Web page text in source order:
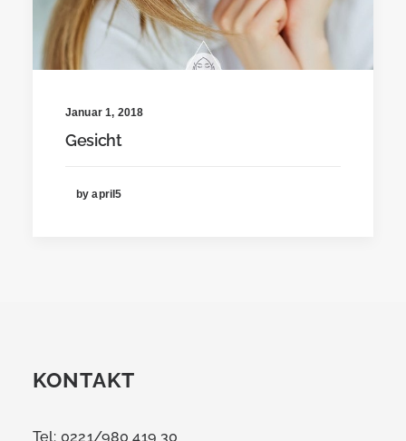
Januar 1, 2018
Gesicht
by april5
KONTAKT
Tel: 0221/980 419 30